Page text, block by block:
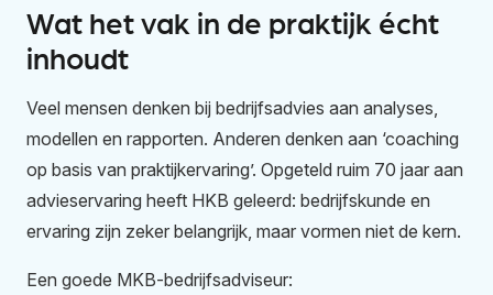
Wat het vak in de praktijk écht
inhoudt
Veel mensen denken bij bedrijfsadvies aan analyses,
modellen en rapporten. Anderen denken aan ‘coaching
op basis van praktijkervaring’. Opgeteld ruim 70 jaar aan
advieservaring heeft HKB geleerd: bedrijfskunde en
ervaring zijn zeker belangrijk, maar vormen niet de kern.
Een goede MKB-bedrijfsadviseur: